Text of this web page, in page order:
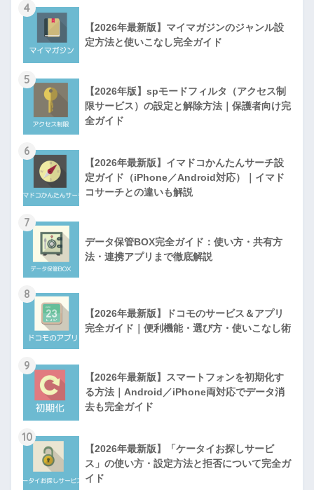
4
【2026年最新版】マイマガジンのジャンル設
定方法と使いこなし完全ガイド
5
【2026年版】spモードフィルタ（アクセス制
限サービス）の設定と解除方法｜保護者向け完
全ガイド
6
【2026年最新版】イマドコかんたんサーチ設
定ガイド（iPhone／Android対応）｜イマド
コサーチとの違いも解説
7
データ保管BOX完全ガイド：使い方・共有方
法・連携アプリまで徹底解説
8
【2026年最新版】ドコモのサービス＆アプリ
完全ガイド｜便利機能・選び方・使いこなし術
9
【2026年最新版】スマートフォンを初期化す
る方法｜Android／iPhone両対応でデータ消
去も完全ガイド
10
【2026年最新版】「ケータイお探しサービ
ス」の使い方・設定方法と拒否について完全ガ
イド